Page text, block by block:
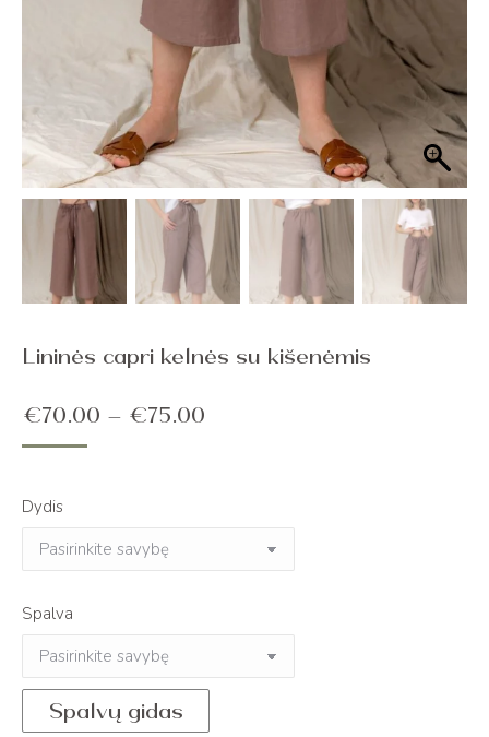
Lininės capri kelnės su kišenėmis
€70.00 – €75.00
€75.00
Dydis
Spalva
Spalvų gidas